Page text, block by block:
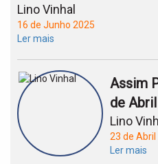
Lino Vinhal
16 de Junho 2025
Ler mais
Assim
de
Lino
23 de Abril
Ler mais